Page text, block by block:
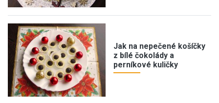
Jak na nepečené košíčky
z bílé čokolády a
perníkové kuličky